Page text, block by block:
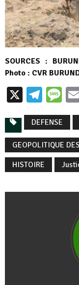
SOURCES :
Photo : CVR
X
DEFENSE
GEOPOLITIQUE
HISTOIRE